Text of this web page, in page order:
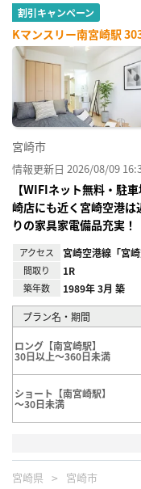
割引キャンペーン
Kマンスリー南宮崎駅
宮崎市
情報更新日 2026/08/09
【WIFIネット無料・駐
崎店にも近く宮崎空港
りの家具家電備品充実！
アクセス 宮崎空港線「宮崎
間取り 1R
築年数 1989年 3月 築
プラン名・期間
ロング【南宮崎駅】
30日以上～360日未満
ショート【南宮崎駅】
～30日未満
宮崎県 宮崎市